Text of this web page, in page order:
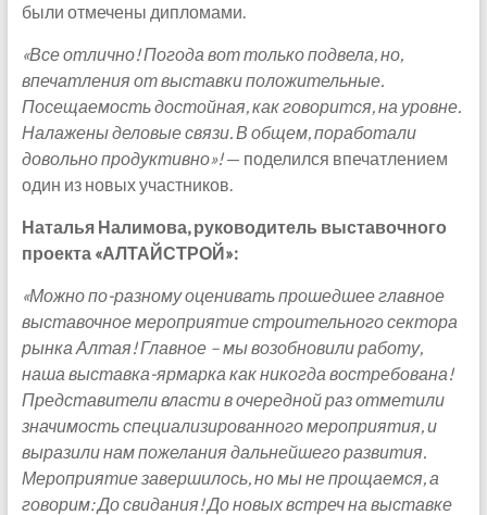
были отмечены дипломами.
«Все отлично! Погода вот только подвела, но,
впечатления от выставки положительные.
Посещаемость достойная, как говорится, на уровне.
Налажены деловые связи. В общем, поработали
довольно продуктивно»!— поделился впечатлением
один из новых участников.
Наталья Налимова, руководитель выставочного
проекта «АЛТАЙСТРОЙ»:
«Можно по-разному оценивать прошедшее главное
выставочное мероприятие строительного сектора
рынка Алтая! Главное – мы возобновили работу,
наша выставка-ярмарка как никогда востребована!
Представители власти в очередной раз отметили
значимость специализированного мероприятия, и
выразили нам пожелания дальнейшего развития.
Мероприятие завершилось, но мы не прощаемся, а
говорим: До свидания! До новых встреч на выставке